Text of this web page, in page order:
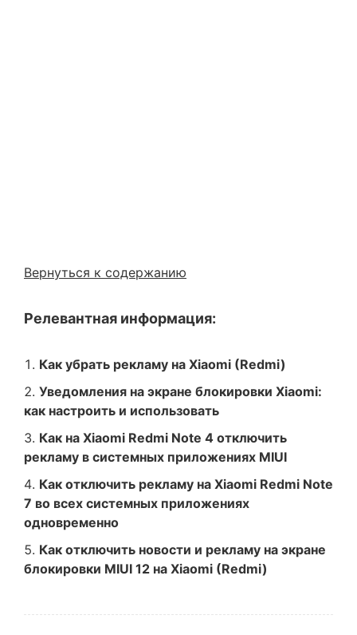
Вернуться к содержанию
Релевантная информация:
Как убрать рекламу на Xiaomi (Redmi)
Уведомления на экране блокировки Xiaomi:
как настроить и использовать
Как на Xiaomi Redmi Note 4 отключить
рекламу в системных приложениях MIUI
Как отключить рекламу на Xiaomi Redmi Note
7 во всех системных приложениях
одновременно
Как отключить новости и рекламу на экране
блокировки MIUI 12 на Xiaomi (Redmi)